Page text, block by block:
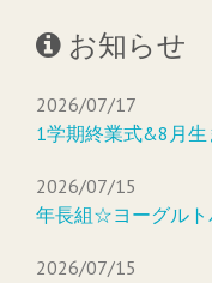
お知らせ
2026/07/17
1学期終業式&8月生
2026/07/15
年長組☆ヨーグルト
2026/07/15